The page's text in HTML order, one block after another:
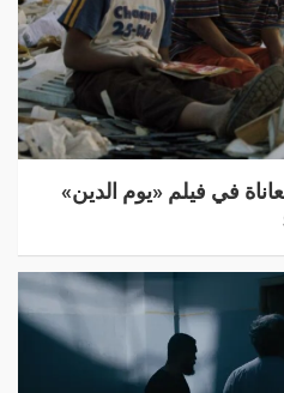
في فيلم «يوم الدين»